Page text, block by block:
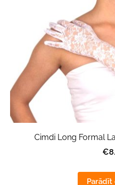
Cimdi Long Formal
Parādīt